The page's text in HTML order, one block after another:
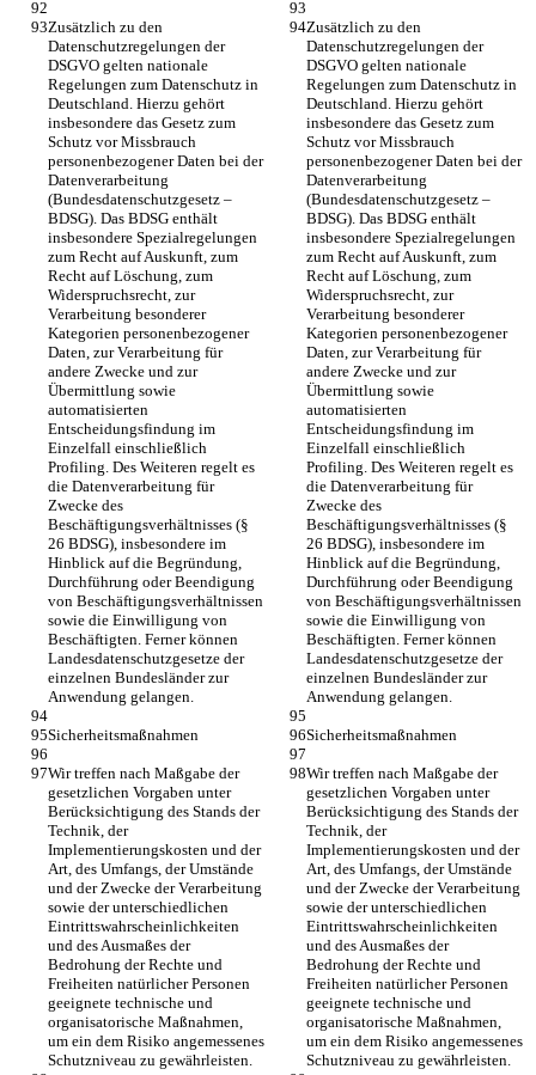
Zusätzlich zu den
Datenschutzregelungen der
DSGVO gelten nationale
Regelungen zum Datenschutz in
Deutschland. Hierzu gehört
insbesondere das Gesetz zum
Schutz vor Missbrauch
personenbezogener Daten bei der
Datenverarbeitung
(Bundesdatenschutzgesetz –
BDSG). Das BDSG enthält
insbesondere Spezialregelungen
zum Recht auf Auskunft, zum
Recht auf Löschung, zum
Widerspruchsrecht, zur
Verarbeitung besonderer
Kategorien personenbezogener
Daten, zur Verarbeitung für
andere Zwecke und zur
Übermittlung sowie
automatisierten
Entscheidungsfindung im
Einzelfall einschließlich
Profiling. Des Weiteren regelt es
die Datenverarbeitung für
Zwecke des
Beschäftigungsverhältnisses (§
26 BDSG), insbesondere im
Hinblick auf die Begründung,
Durchführung oder Beendigung
von Beschäftigungsverhältnissen
sowie die Einwilligung von
Beschäftigten. Ferner können
Landesdatenschutzgesetze der
einzelnen Bundesländer zur
Anwendung gelangen.
Zusätzlich zu den
Datenschutzregelungen der
DSGVO gelten nationale
Regelungen zum Datenschutz in
Deutschland. Hierzu gehört
insbesondere das Gesetz zum
Schutz vor Missbrauch
personenbezogener Daten bei der
Datenverarbeitung
(Bundesdatenschutzgesetz –
BDSG). Das BDSG enthält
insbesondere Spezialregelungen
zum Recht auf Auskunft, zum
Recht auf Löschung, zum
Widerspruchsrecht, zur
Verarbeitung besonderer
Kategorien personenbezogener
Daten, zur Verarbeitung für
andere Zwecke und zur
Übermittlung sowie
automatisierten
Entscheidungsfindung im
Einzelfall einschließlich
Profiling. Des Weiteren regelt es
die Datenverarbeitung für
Zwecke des
Beschäftigungsverhältnisses (§
26 BDSG), insbesondere im
Hinblick auf die Begründung,
Durchführung oder Beendigung
von Beschäftigungsverhältnissen
sowie die Einwilligung von
Beschäftigten. Ferner können
Landesdatenschutzgesetze der
einzelnen Bundesländer zur
Anwendung gelangen.
Sicherheitsmaßnahmen Sicherheitsmaßnahmen
Wir treffen nach Maßgabe der
gesetzlichen Vorgaben unter
Berücksichtigung des Stands der
Technik, der
Implementierungskosten und der
Art, des Umfangs, der Umstände
und der Zwecke der Verarbeitung
sowie der unterschiedlichen
Eintrittswahrscheinlichkeiten
und des Ausmaßes der
Bedrohung der Rechte und
Freiheiten natürlicher Personen
geeignete technische und
organisatorische Maßnahmen,
um ein dem Risiko angemessenes
Schutzniveau zu gewährleisten.
Wir treffen nach Maßgabe der
gesetzlichen Vorgaben unter
Berücksichtigung des Stands der
Technik, der
Implementierungskosten und der
Art, des Umfangs, der Umstände
und der Zwecke der Verarbeitung
sowie der unterschiedlichen
Eintrittswahrscheinlichkeiten
und des Ausmaßes der
Bedrohung der Rechte und
Freiheiten natürlicher Personen
geeignete technische und
organisatorische Maßnahmen,
um ein dem Risiko angemessenes
Schutzniveau zu gewährleisten.